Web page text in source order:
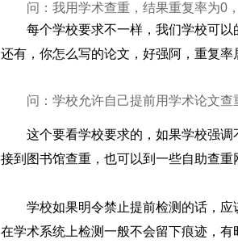
问：我用学术查重，结果重复率为0
每个学校要求不一样，我们学校可以
还有，你怎么写的论文，好强阿，重复率
问：学校允许自己提前用学术论文
这个要看学校要求的，如果学校强
接到图书馆查重，也可以到一些自助查
学校如果明令禁止提前检测的话，
在学术系统上检测一般不会留下痕迹，